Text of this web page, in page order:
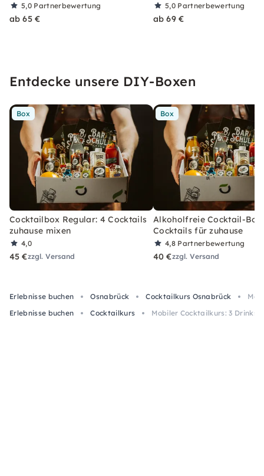
5,0 Partnerbewertung
ab 65 €
5,0 Partnerbewertung
ab 69 €
Entdecke unsere DIY-Boxen
Box
Cocktailbox Regular: 4 Cocktails
zuhause mixen
4,0
45 €zzgl. Versand
Box
Alkoholfreie Cocktail-Box
Cocktails für zuhause
4,8 Partnerbewertung
40 €zzgl. Versand
Erlebnisse buchen Osnabrück Cocktailkurs Osnabrück
Erlebnisse buchen
Cocktailkurs Mobiler Cocktailkurs: 3 Drinks